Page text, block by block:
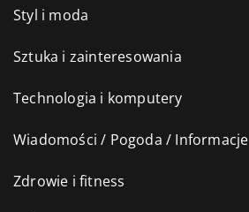
Styl i moda
Sztuka i zainteresowania
Technologia i komputery
Wiadomości / Pogoda / Informacje
Zdrowie i fitness